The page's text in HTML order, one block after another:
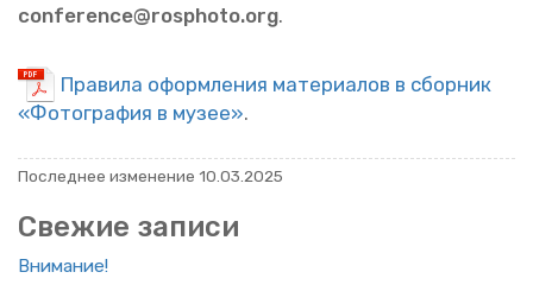
conference@​rosphoto.​org.
Пра­ви­ла оформ­ле­ния ма­те­ри­а­лов в сбор­ник
«Фо­то­гра­фия в музее».
По­след­нее из­ме­не­ние 10.03.2025
Све­жие за­пи­си
Вни­ма­ние!